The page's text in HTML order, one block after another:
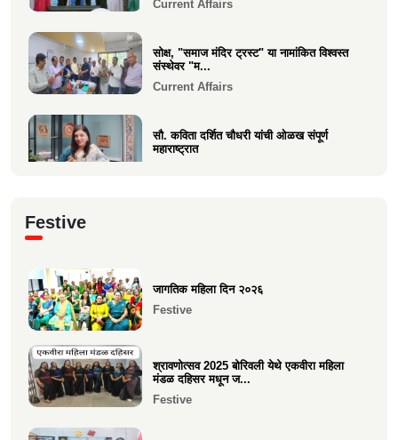
Current Affairs
सोक्ष, "समाज मंदिर ट्रस्ट" या नामांकित विश्वस्त
संस्थेवर "म...
Current Affairs
सौ. कविता दर्शित चौधरी यांची ओळख संपूर्ण
महाराष्ट्रात
चे प्रकाशन
Festive
जागतिक महिला दिन २०२६
Festive
श्रावणोत्सव 2025 बोरिवली येथे एकवीरा महिला
मंडळ दहिसर मधून ज...
Festive